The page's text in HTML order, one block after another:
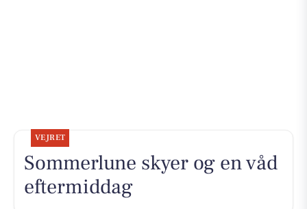
VEJRET
Sommerlune skyer og en våd
eftermiddag